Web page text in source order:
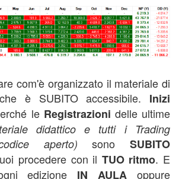
com'è organizzato il materiale di
è SUBITO accessibile. Inizi
leRegistrazioni delle ultime
didattico e tutti i Trading
aperto)sonoSUBITO
procedere con il TUO ritmo. E
edizione IN AULA oppure